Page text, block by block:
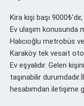
Kira kişi başı
Ev ulaşım konusunda
Halıcıoğlu metrobüs
Karaköy tek vesait
Ev eşyalıdır. Gelen
taşınabilir
hesabımdan iletişime